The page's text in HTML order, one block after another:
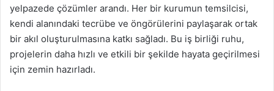
yelpazede çözümler arandı. Her bir kurumun temsilcisi,
kendi alanındaki tecrübe ve öngörülerini paylaşarak ortak
bir akıl oluşturulmasına katkı sağladı. Bu iş birliği ruhu,
projelerin daha hızlı ve etkili bir şekilde hayata geçirilmesi
için zemin hazırladı.